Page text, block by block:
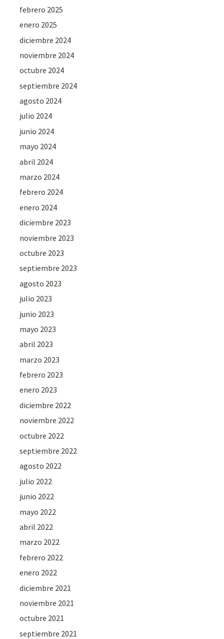
febrero 2025
enero 2025
diciembre 2024
noviembre 2024
octubre 2024
septiembre 2024
agosto 2024
julio 2024
junio 2024
mayo 2024
abril 2024
marzo 2024
febrero 2024
enero 2024
diciembre 2023
noviembre 2023
octubre 2023
septiembre 2023
agosto 2023
julio 2023
junio 2023
mayo 2023
abril 2023
marzo 2023
febrero 2023
enero 2023
diciembre 2022
noviembre 2022
octubre 2022
septiembre 2022
agosto 2022
julio 2022
junio 2022
mayo 2022
abril 2022
marzo 2022
febrero 2022
enero 2022
diciembre 2021
noviembre 2021
octubre 2021
septiembre 2021